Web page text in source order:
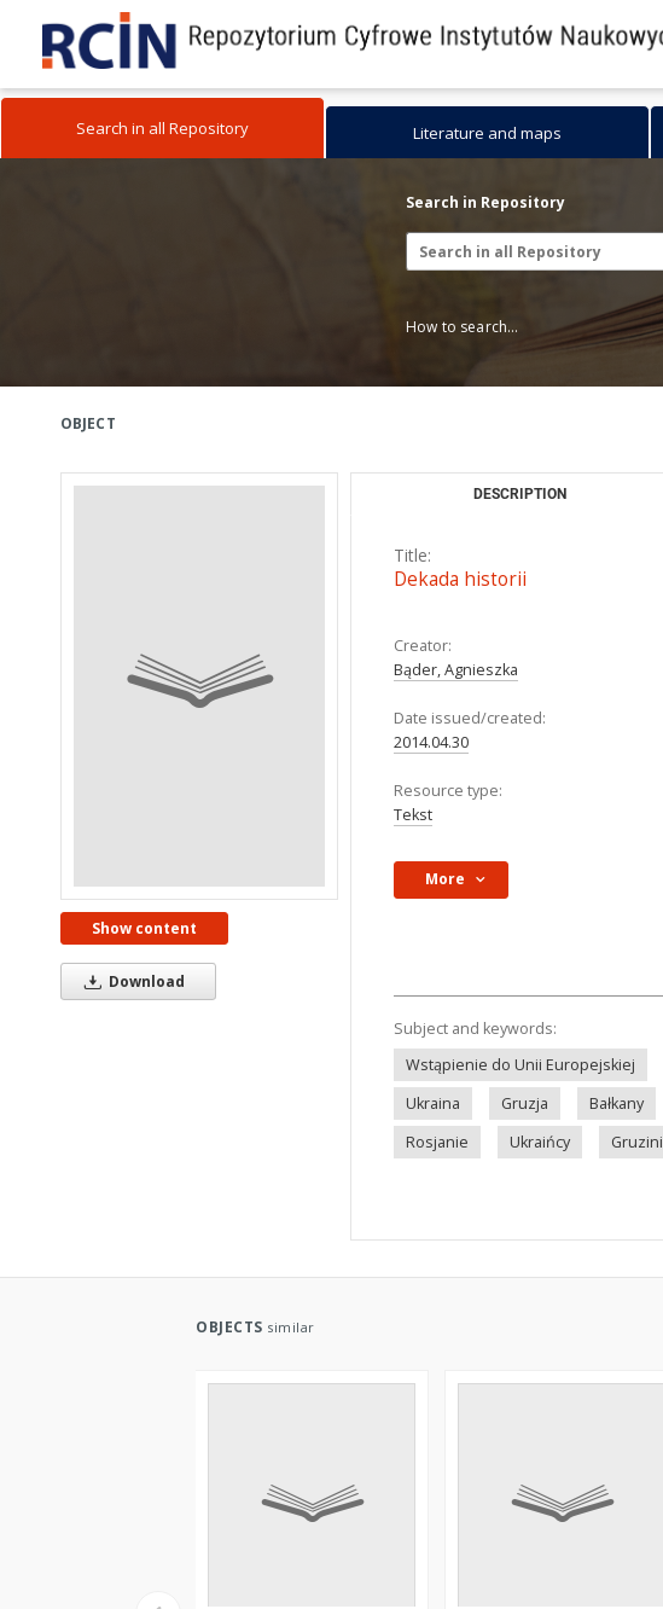
Search in all Repository Literature and maps
Search in Repository
How to search...
OBJECT
Show content
Download
DESCRIPTION
Title:
Dekada historii
Creator:
Bąder, Agnieszka
Date issued/created:
2014.04.30
Resource type:
Tekst
More
Subject and keywords:
Wstąpienie do Unii Europejskiej
Ukraina
Gruzja Bałkany
Rosjanie
Ukraińcy Gruzini
OBJECTS similar